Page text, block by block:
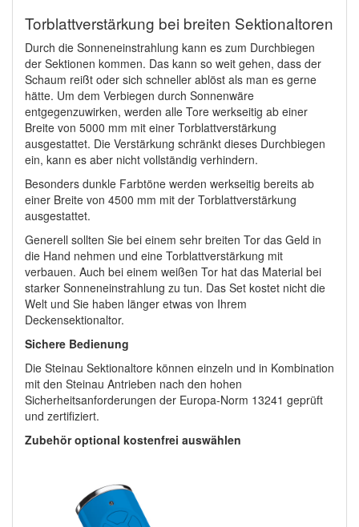
Torblattverstärkung bei breiten Sektionaltoren
Durch die Sonneneinstrahlung kann es zum Durchbiegen
der Sektionen kommen. Das kann so weit gehen, dass der
Schaum reißt oder sich schneller ablöst als man es gerne
hätte. Um dem Verbiegen durch Sonnenwäre
entgegenzuwirken, werden alle Tore werkseitig ab einer
Breite von 5000 mm mit einer Torblattverstärkung
ausgestattet. Die Verstärkung schränkt dieses Durchbiegen
ein, kann es aber nicht vollständig verhindern.
Besonders dunkle Farbtöne werden werkseitig bereits ab
einer Breite von 4500 mm mit der Torblattverstärkung
ausgestattet.
Generell sollten Sie bei einem sehr breiten Tor das Geld in
die Hand nehmen und eine Torblattverstärkung mit
verbauen. Auch bei einem weißen Tor hat das Material bei
starker Sonneneinstrahlung zu tun. Das Set kostet nicht die
Welt und Sie haben länger etwas von Ihrem
Deckensektionaltor.
Sichere Bedienung
Die Steinau Sektionaltore können einzeln und in Kombination
mit den Steinau Antrieben nach den hohen
Sicherheitsanforderungen der Europa-Norm 13241 geprüft
und zertifiziert.
Zubehör optional kostenfrei auswählen